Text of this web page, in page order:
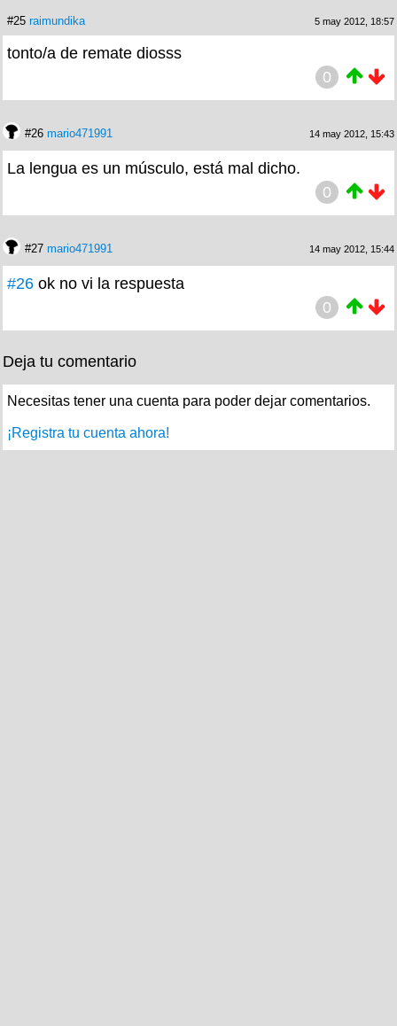
#25 raimundika 5 may 2012, 18:57
tonto/a de remate diosss
0
#26 mario471991 14 may 2012, 15:43
La lengua es un músculo, está mal dicho.
0
#27 mario471991 14 may 2012, 15:44
#26 ok no vi la respuesta
0
Deja tu comentario
Necesitas tener una cuenta para poder dejar comentarios.
¡Registra tu cuenta ahora!